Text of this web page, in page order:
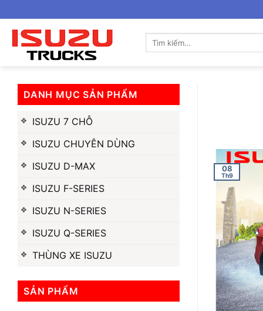
qua
dung
Tìm
DANH MỤC SẢN PHẨM
ISUZU 7 CHỖ
ISUZU CHUYÊN DÙNG
ISUZU D-MAX
ISUZU F-SERIES
ISUZU N-SERIES
ISUZU Q-SERIES
THÙNG XE ISUZU
SẢN PHẨM
08
Th9